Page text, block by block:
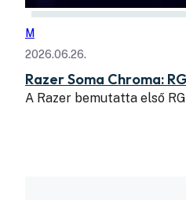
M
2026.06.26.
Razer Soma Chroma:
A Razer bemutatta első